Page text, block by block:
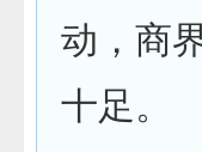
动，商
十足。